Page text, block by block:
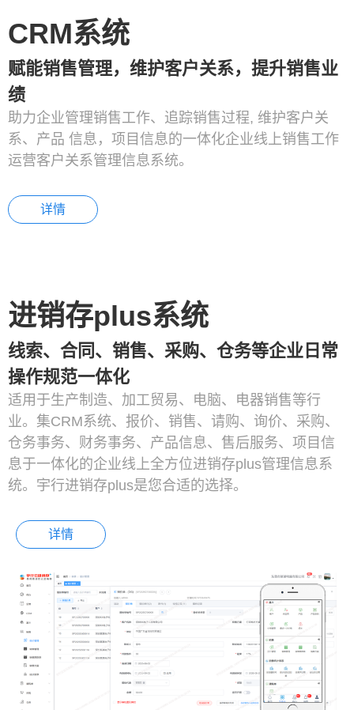
CRM系统
赋能销售管理，维护客户关系，提升销售业
绩
助力企业管理销售工作、追踪销售过程, 维护客户关
系、产品 信息，项目信息的一体化企业线上销售工作
运营客户关系管理信息系统。
详情
进销存plus系统
线索、合同、销售、采购、仓务等企业日常
操作规范一体化
适用于生产制造、加工贸易、电脑、电器销售等行
业。集CRM系统、报价、销售、请购、询价、采购、
仓务事务、财务事务、产品信息、售后服务、项目信
息于一体化的企业线上全方位进销存plus管理信息系
统。宇行进销存plus是您合适的选择。
详情